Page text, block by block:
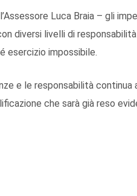
Luca Braia – gli
diversi livelli di responsabilità
esercizio impossibile.
e le responsabilità continua
che sarà già reso